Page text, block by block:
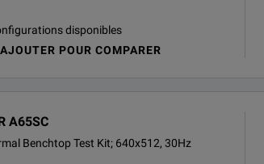
disponibles
AJOUTER POUR COMPARER
A65SC
Benchtop Test Kit; 640x512, 30Hz